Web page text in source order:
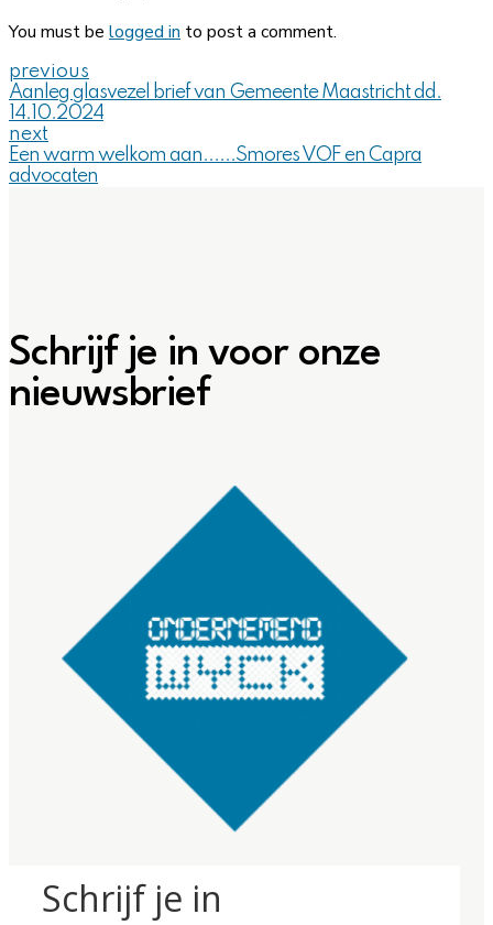
You must be logged in to post a comment.
previous
Aanleg glasvezel brief van Gemeente Maastricht dd.
14.10.2024
next
Een warm welkom aan......Smores VOF en Capra
advocaten
Schrijf je in voor onze
nieuwsbrief
Schrijf je in